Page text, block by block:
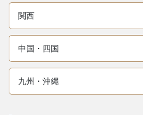
関西
中国・四国
九州・沖縄